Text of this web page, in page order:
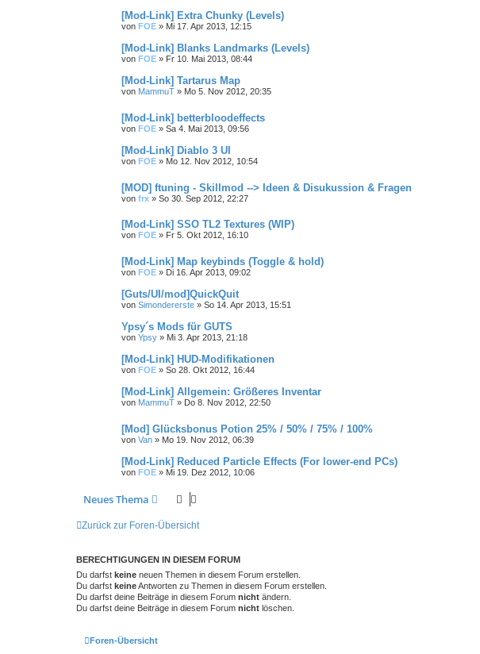
[Mod-Link] Extra Chunky (Levels)
von FOE » Mi 17. Apr 2013, 12:15
[Mod-Link] Blanks Landmarks (Levels)
von FOE » Fr 10. Mai 2013, 08:44
[Mod-Link] Tartarus Map
von MammuT » Mo 5. Nov 2012, 20:35
[Mod-Link] betterbloodeffects
von FOE » Sa 4. Mai 2013, 09:56
[Mod-Link] Diablo 3 UI
von FOE » Mo 12. Nov 2012, 10:54
[MOD] ftuning - Skillmod --> Ideen & Disukussion & Fragen
von frx » So 30. Sep 2012, 22:27
[Mod-Link] SSO TL2 Textures (WIP)
von FOE » Fr 5. Okt 2012, 16:10
[Mod-Link] Map keybinds (Toggle & hold)
von FOE » Di 16. Apr 2013, 09:02
[Guts/UI/mod]QuickQuit
von Simondererste » So 14. Apr 2013, 15:51
Ypsy´s Mods für GUTS
von Ypsy » Mi 3. Apr 2013, 21:18
[Mod-Link] HUD-Modifikationen
von FOE » So 28. Okt 2012, 16:44
[Mod-Link] Allgemein: Größeres Inventar
von MammuT » Do 8. Nov 2012, 22:50
[Mod] Glücksbonus Potion 25% / 50% / 75% / 100%
von Van » Mo 19. Nov 2012, 06:39
[Mod-Link] Reduced Particle Effects (For lower-end PCs)
von FOE » Mi 19. Dez 2012, 10:06
Neues Thema
Zurück zur Foren-Übersicht
BERECHTIGUNGEN IN DIESEM FORUM
Du darfst keine neuen Themen in diesem Forum erstellen.
Du darfst keineAntworten zu Themen in diesem Forum erstellen.
Du darfst deine Beiträge in diesem Forum nicht ändern.
Du darfst deine Beiträge in diesem Forum nicht löschen.
Foren-Übersicht